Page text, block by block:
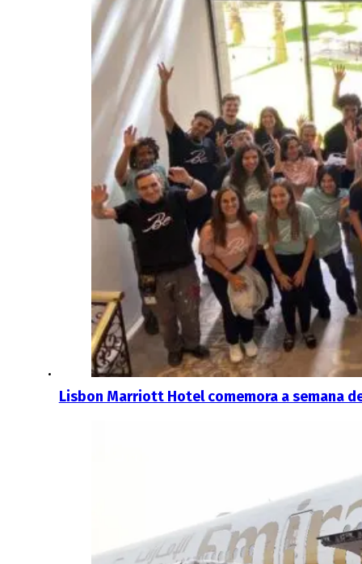
Lisbon Marriott Hotel comemora a semana